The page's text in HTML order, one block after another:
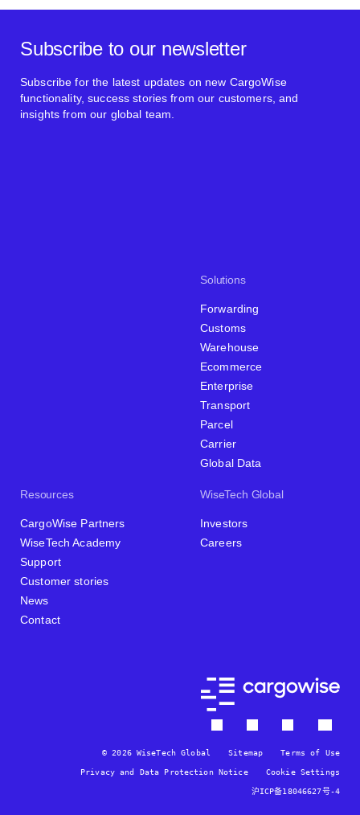
Solutions
Forwarding
Customs
Warehouse
Ecommerce
Enterprise
Transport
Parcel
Carrier
Global Data
Resources
CargoWise Partners
WiseTech Academy
Support
Customer stories
News
Contact
WiseTech Global
Investors
Careers
Subscribe to our newsletter
Subscribe for the latest updates on new CargoWise
functionality, success stories from our customers, and
insights from our global team.
© 2026 WiseTech Global Sitemap Terms of Use
Privacy and Data Protection Notice Cookie Settings
沪ICP备18046627号-4